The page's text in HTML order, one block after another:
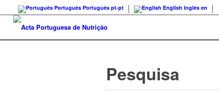
Português Português pt-pt English Inglês en
Pesquisa